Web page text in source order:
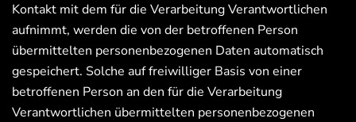
Kontakt mit dem für die Verarbeitung Verantwortlichen
aufnimmt, werden die von der betroffenen Person
übermittelten personenbezogenen Daten automatisch
gespeichert. Solche auf freiwilliger Basis von einer
betroffenen Person an den für die Verarbeitung
Verantwortlichen übermittelten personenbezogenen